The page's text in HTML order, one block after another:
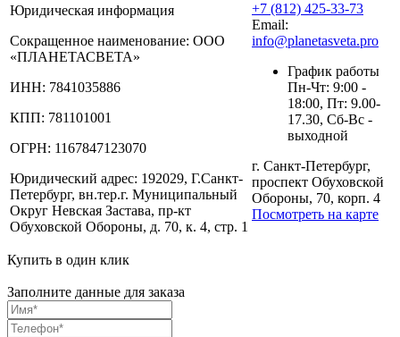
Юридическая информация
Сокращенное наименование: ООО
«ПЛАНЕТАСВЕТА»
ИНН: 7841035886
КПП: 781101001
ОГРН: 1167847123070
Юридический адрес: 192029, Г.Санкт-
Петербург, вн.тер.г. Муниципальный
Округ Невская Застава, пр-кт
Обуховской Обороны, д. 70, к. 4, стр. 1
+7 (812) 425-33-73
Email:
info@planetasveta.pro
График работы
Пн-Чт: 9:00 -
18:00, Пт: 9.00-
17.30, Сб-Вс -
выходной
г. Санкт-Петербург,
проспект Обуховской
Обороны, 70, корп. 4
Посмотреть на карте
Купить в один клик
Заполните данные для заказа